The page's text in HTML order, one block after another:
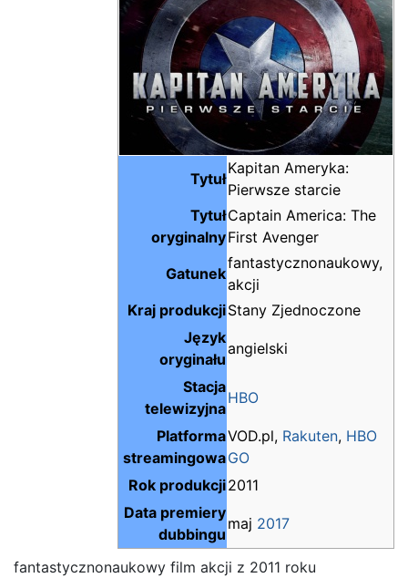
Tytuł
Kapitan Ameryka:
Pierwsze starcie
Tytuł
oryginalny
Captain America: The
First Avenger
Gatunek
fantastycznonaukowy,
akcji
Kraj produkcjiStany Zjednoczone
Język
oryginału
angielski
Stacja
telewizyjna
HBO
Platforma
streamingowa
VOD.pl, Rakuten, HBO
GO
Rok produkcji2011
Data premiery
dubbingu
maj 2017
fantastycznonaukowy film akcji z 2011 roku